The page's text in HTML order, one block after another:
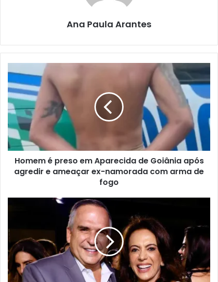
Ana Paula Arantes
Homem é preso em Aparecida de Goiânia após
agredir e ameaçar ex-namorada com arma de
fogo